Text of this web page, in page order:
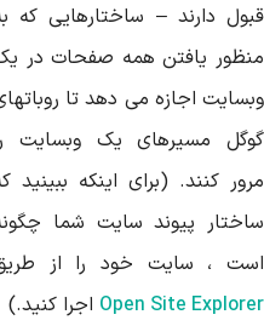
دارند – ساختارهایی که به
یافتن همه صفحات در یک
اجازه می دهد تا روباتهای
مسیرهای یک وبسایت را
کنند. (برای اینکه ببینید که
پیوند سایت شما چگونه
، سایت خود را از طریق
Open Siteاجرا کنید.)